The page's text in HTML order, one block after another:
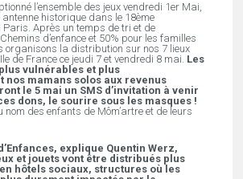
l’ensemble des jeux vendredi 1er Mai,
historique dans le 18ème
Après un temps de tri et de
d’enfance et 50% pour les familles
organisons la distribution sur nos 7 lieux
de France ce jeudi 7 et vendredi 8 mai. Les
vulnérables et plus
mamans solos aux revenus
le 5 mai un SMS d’invitation à venir
dons, le sourire sous les masques !
des enfants de Môm’artre et de leurs
explique Quentin Werz,
et jouets vont être distribués plus
hôtels sociaux, structures où les